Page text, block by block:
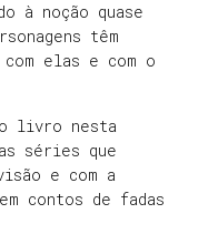
à noção quase
têm
elas e com o
livro nesta
séries que
e com a
contos de fadas